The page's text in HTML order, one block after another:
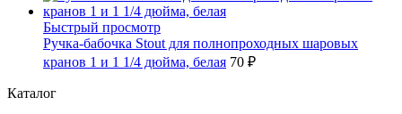
Быстрый просмотр
Ручка-бабочка Stout для полнопроходных шаровых
кранов 1 и 1 1/4 дюйма, белая 70 ₽
Каталог